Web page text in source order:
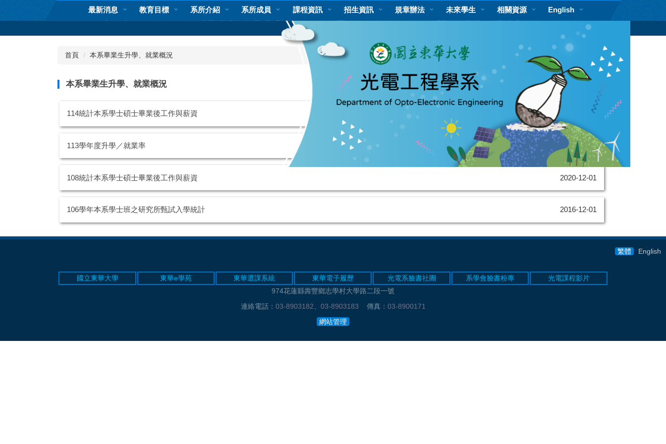
要
最新消息 教育目標 系所介紹 系所成員 課程資訊 招生資訊 規章辦法 未來學生 相關資源 English
首頁 本系畢業生升學、就業概況
本系畢業生升學、就業概況
114統計本系學士碩士畢業後工作與薪資 2026-04-20
113學年度升學／就業率 2026-04-20
108統計本系學士碩士畢業後工作與薪資 2020-12-01
106學年本系學士班之研究所甄試入學統計 2016-12-01
繁體 English
國立東華大學 東華e學苑 東華選課系統 東華電子履歷 光電系臉書社團 系學會臉書粉專
光電課程影片
974花蓮縣壽豐鄉志學村大學路二段一號
連絡電話： 03-8903182 03-8903183 傳真： 03-8900171
網站管理